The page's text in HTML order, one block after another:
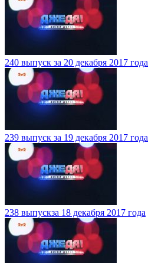
240 выпуск за 20 декабря 2017 года
239 выпуск за 19 декабря 2017 года
238 выпускза 18 декабря 2017 года